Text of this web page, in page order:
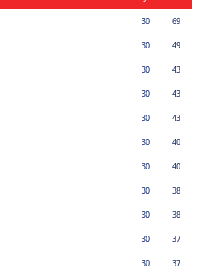
30
69
30
49
30
43
30
43
30
43
30
40
30
40
30
38
30
38
30
37
30
37